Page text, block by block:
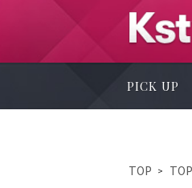
PICK UP
TOP